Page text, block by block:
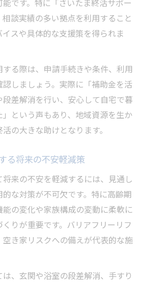
です。特に「さいたま終活サポー
相談実績の多い拠点を利用すること
スや具体的な支援策を得られま
る際は、申請手続きや条件、利用
しましょう。実際に「補助金を活
差解消を行い、安心して自宅で暮
」という声もあり、地域資源を生か
の大きな助けとなります。
る将来の不安軽減策
来の不安を軽減するには、見通し
な対策が不可欠です。特に高齢期
の変化や家族構成の変動に柔軟に
りが重要です。バリアフリーリフ
空き家リスクへの備えが代表的な施
、玄関や浴室の段差解消、手すり